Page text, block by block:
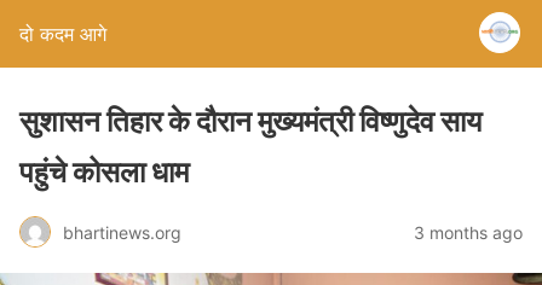
दो कदम आगे
सुशासन तिहार के दौरान मुख्यमंत्री विष्णुदेव साय
पहुंचे कोसला धाम
bhartinews.org 3 months ago